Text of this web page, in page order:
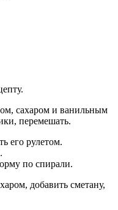
сахаром и ванильным
перемешать.
его рулетом.
по спирали.
добавить сметану,